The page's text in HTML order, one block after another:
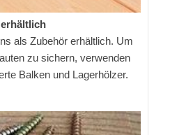
als Zubehör erhältlich. Um
zu sichern, verwenden
Balken und Lagerhölzer.